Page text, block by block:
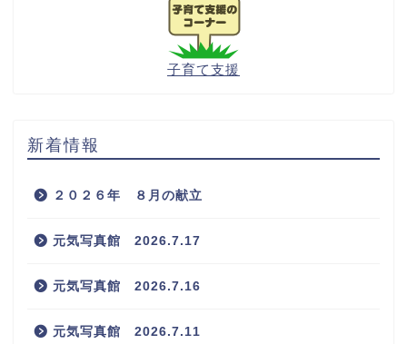
子育て支援
新着情報
２０２６年 ８月の献立
元気写真館 2026.7.17
元気写真館 2026.7.16
元気写真館 2026.7.11